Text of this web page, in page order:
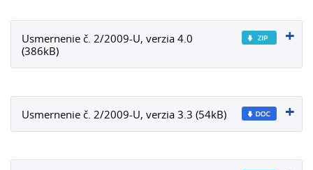
Usmernenie č. 2/2009-U, verzia 4.0
(386kB)
Usmernenie č. 2/2009-U, verzia 3.3 (54kB)